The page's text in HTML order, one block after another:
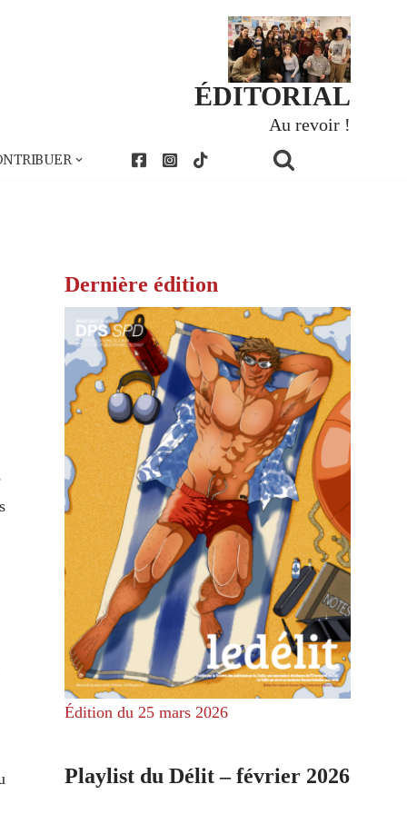
ÉDITORIAL
Au revoir !
Dernière édition
Édition du 25 mars 2026
Playlist du Délit – février 2026